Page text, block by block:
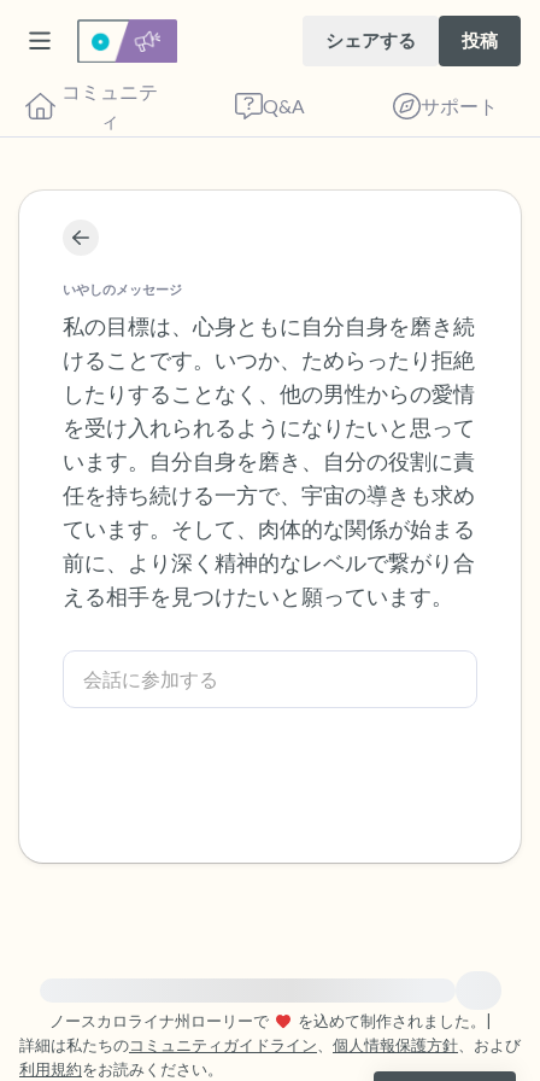
シェアする 投稿
コミュニテ
ィ
Q&A サポート
いやしのメッセージ
私の目標は、心身ともに自分自身を磨き続
けることです。いつか、ためらったり拒絶
したりすることなく、他の男性からの愛情
を受け入れられるようになりたいと思って
います。自分自身を磨き、自分の役割に責
任を持ち続ける一方で、宇宙の導きも求め
ています。そして、肉体的な関係が始まる
前に、より深く精神的なレベルで繋がり合
える相手を見つけたいと願っています。
ノースカロライナ州ローリーで
を込めて制作されました。
詳細は私たちのコミュニティガイドライン、 個人情報保護方針、および
利用規約をお読みください。
座り心地の良い場所を見つけてください。
目を軽く閉じて、深呼吸を数回します。鼻
から息を吸い（3つ数え）、口から息を吐
きます（3つ数え）。さあ、目を開けて周
りを見回してください。以下のことを声に
出して言ってみてください。
見えるもの5つ（部屋の中と窓の外を見る
ことができます）
感じるもの4つ（目の前にあるもので触れ
聞こえるもの3つ